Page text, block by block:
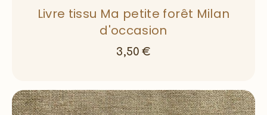
Livre tissu Ma petite forêt Milan
d'occasion
3,50 €